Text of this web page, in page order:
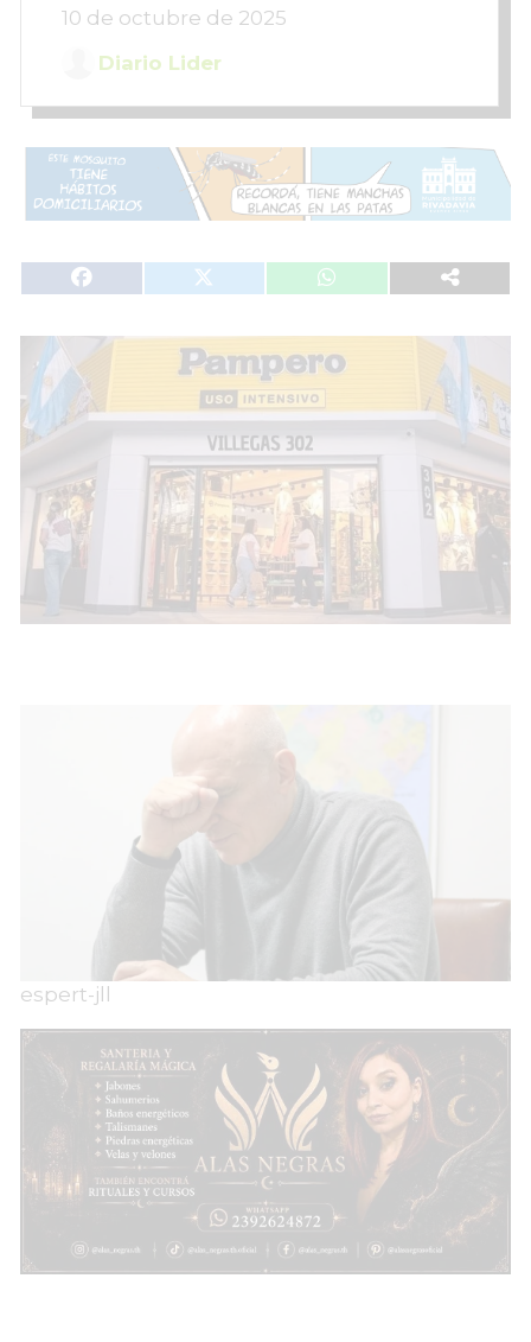
10 de octubre de 2025
Diario Lider
espert-jll